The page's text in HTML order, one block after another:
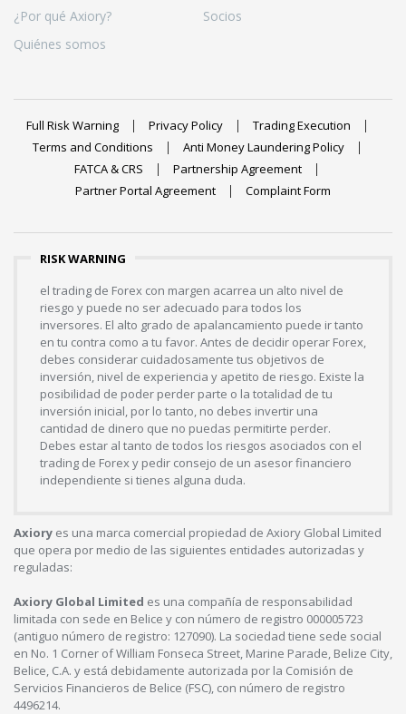
¿Por qué Axiory?
Quiénes somos
Socios
Full Risk Warning Privacy Policy
Trading Execution
Terms and Conditions
Anti Money Laundering Policy
FATCA & CRS
Partnership Agreement
Partner Portal Agreement
Complaint Form
RISK WARNING
el trading de Forex con margen acarrea un alto nivel de
riesgo y puede no ser adecuado para todos los
inversores. El alto grado de apalancamiento puede ir tanto
en tu contra como a tu favor. Antes de decidir operar Forex,
debes considerar cuidadosamente tus objetivos de
inversión, nivel de experiencia y apetito de riesgo. Existe la
posibilidad de poder perder parte o la totalidad de tu
inversión inicial, por lo tanto, no debes invertir una
cantidad de dinero que no puedas permitirte perder.
Debes estar al tanto de todos los riesgos asociados con el
trading de Forex y pedir consejo de un asesor financiero
independiente si tienes alguna duda.
Axiory es una marca comercial propiedad de Axiory Global Limited
que opera por medio de las siguientes entidades autorizadas y
reguladas:
Axiory Global Limited es una compañía de responsabilidad
limitada con sede en Belice y con número de registro 000005723
(antiguo número de registro: 127090). La sociedad tiene sede social
en No. 1 Corner of William Fonseca Street, Marine Parade, Belize City,
Belice, C.A. y está debidamente autorizada por la Comisión de
Servicios Financieros de Belice (FSC), con número de registro
4496214.